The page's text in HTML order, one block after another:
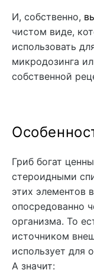
И, собственно,
чистом виде,
использовать
микродозинга
собственной
Гриб богат
стероидными
этих элементов
опосредованно
организма. То
источником
использует для
А значит: